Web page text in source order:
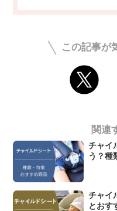
この記事が
関連
チャイ
う？種
チャイ
とおす